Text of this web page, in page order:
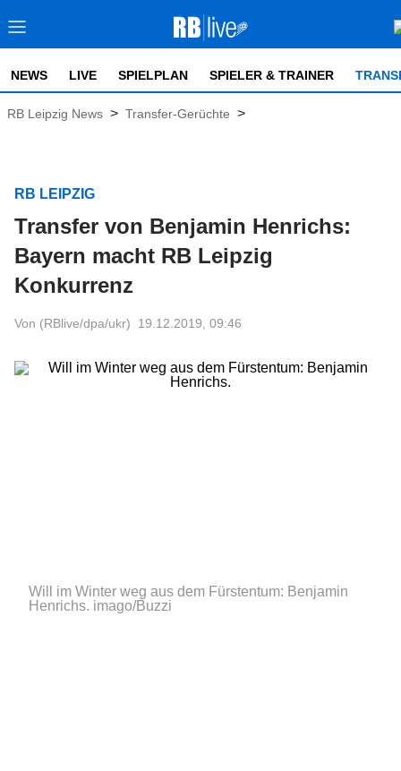
NEWS LIVE SPIELPLAN SPIELER & TRAINER
RB Leipzig News > Transfer-Gerüchte >
RB LEIPZIG
Transfer von Benjamin Henrichs:
Bayern macht RB Leipzig
Konkurrenz
Von (RBlive/dpa/ukr) 19.12.2019, 09:46
Will im Winter weg aus dem Fürstentum: Benjamin
Henrichs. imago/Buzzi